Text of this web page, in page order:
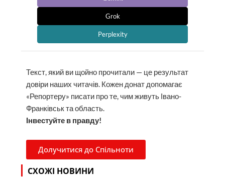
Grok
Perplexity
Текст, який ви щойно прочитали — це результат
довіри наших читачів. Кожен донат допомагає
«Репортеру» писати про те, чим живуть Івано-
Франківськ та область.
Інвестуйте в правду!
Долучитися до Спільноти
СХОЖІ НОВИНИ